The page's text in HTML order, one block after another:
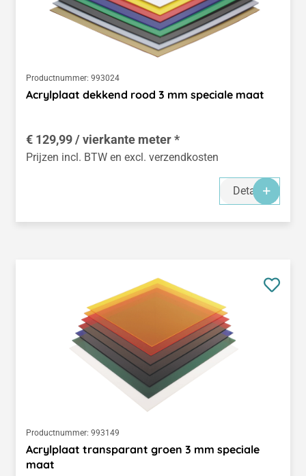
Productnummer: 993024
Acrylplaat dekkend rood 3 mm speciale maat
€ 129,99 / vierkante meter *
Prijzen incl. BTW en excl. verzendkosten
Details
Productnummer: 993149
Acrylplaat transparant groen 3 mm speciale
maat